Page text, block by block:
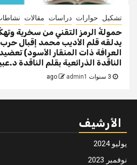
تشكيل حوارات دراسات مقالات
حمولةُ الرمز التقني من سخرية
يدلقه قلم الأديب محمد إقبال
العرافة ذات المنقار الأسود)
الناقدة الذرائعية بقلم الناقدة
admin1
الأرشيف
يوليو 2024
نوفمبر 2023